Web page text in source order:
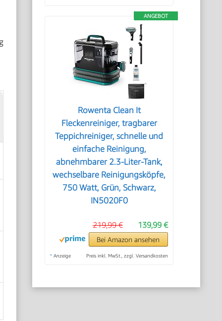
ANGEBOT
Rowenta Clean It
Fleckenreiniger, tragbarer
Teppichreiniger, schnelle und
einfache Reinigung,
abnehmbarer 2.3-Liter-Tank,
wechselbare Reinigungsköpfe,
750 Watt, Grün, Schwarz,
IN5020F0
139,99 €
219,99 €
Bei Amazon ansehen
* Anzeige Preis inkl. MwSt., zzgl. Versandkosten